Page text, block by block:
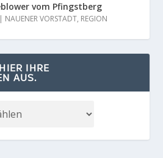
vom Pfingstberg
NAUENER VORSTADT, REGION
IHRE
AUS.